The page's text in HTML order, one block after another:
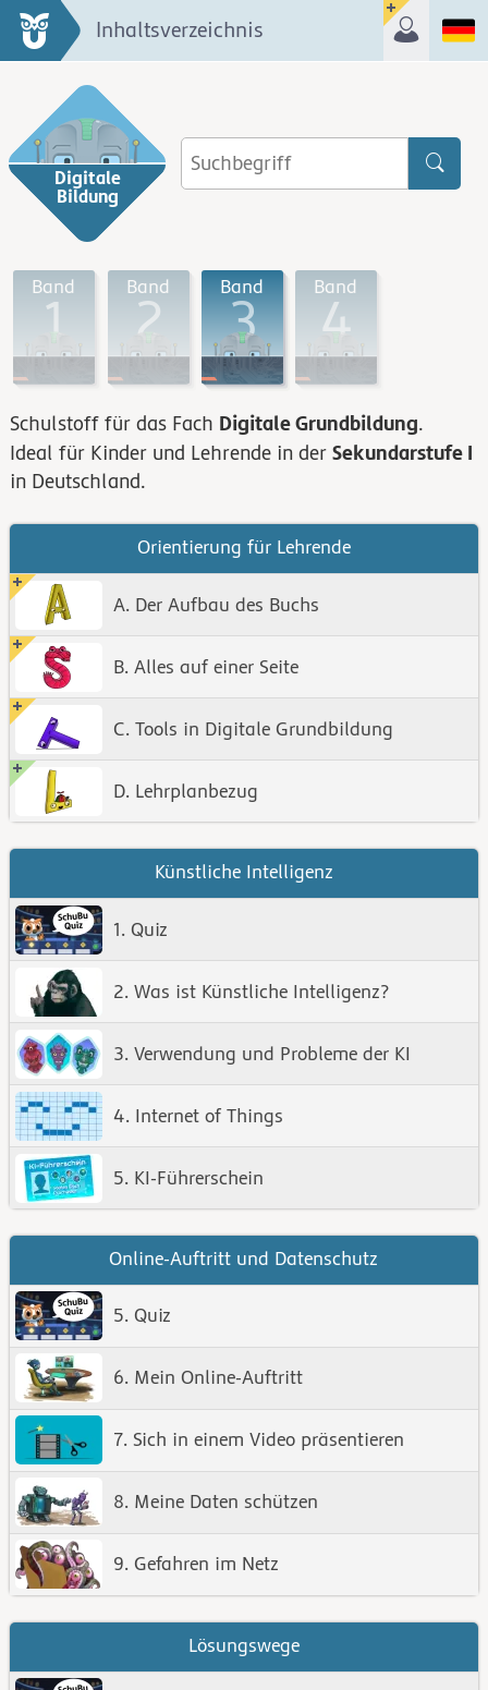
Inhaltsverzeichnis
Digitale
Bildung
Band
1
Band
2
Band
3
Band
4
Schulstoff für das Fach Digitale Grundbildung.
Ideal für Kinder und Lehrende in der Sekundarstufe I
in Deutschland.
Orientierung für Lehrende
A. Der Aufbau des Buchs
B. Alles auf einer Seite
C. Tools in Digitale Grundbildung
D. Lehrplanbezug
Künstliche Intelligenz
1. Quiz
2. Was ist Künstliche Intelligenz?
3. Verwendung und Probleme der KI
4. Internet of Things
5. KI-Führerschein
Online-Auftritt und Datenschutz
5. Quiz
6. Mein Online-Auftritt
7. Sich in einem Video präsentieren
8. Meine Daten schützen
9. Gefahren im Netz
Lösungswege